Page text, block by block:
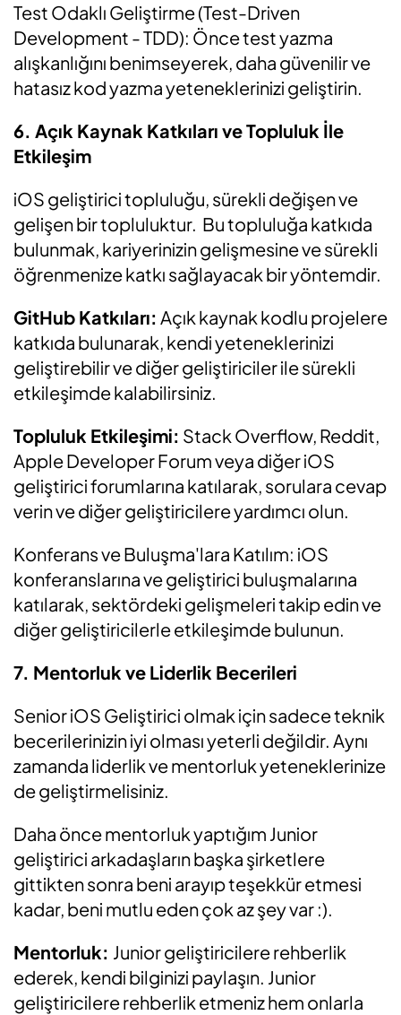
Test Odaklı Geliştirme (Test-Driven
Development - TDD): Önce test yazma
alışkanlığını benimseyerek, daha güvenilir ve
hatasız kod yazma yeteneklerinizi geliştirin.
6. Açık Kaynak Katkıları ve Topluluk İle
Etkileşim
iOS geliştirici topluluğu, sürekli değişen ve
gelişen bir topluluktur. Bu topluluğa katkıda
bulunmak, kariyerinizin gelişmesine ve sürekli
öğrenmenize katkı sağlayacak bir yöntemdir.
GitHub Katkıları: Açık kaynak kodlu projelere
katkıda bulunarak, kendi yeteneklerinizi
geliştirebilir ve diğer geliştiriciler ile sürekli
etkileşimde kalabilirsiniz.
Topluluk Etkileşimi: Stack Overflow, Reddit,
Apple Developer Forum veya diğer iOS
geliştirici forumlarına katılarak, sorulara cevap
verin ve diğer geliştiricilere yardımcı olun.
Konferans ve Buluşma'lara Katılım: iOS
konferanslarına ve geliştirici buluşmalarına
katılarak, sektördeki gelişmeleri takip edin ve
diğer geliştiricilerle etkileşimde bulunun.
7. Mentorluk ve Liderlik Becerileri
Senior iOS Geliştirici olmak için sadece teknik
becerilerinizin iyi olması yeterli değildir. Aynı
zamanda liderlik ve mentorluk yeteneklerinize
de geliştirmelisiniz.
Daha önce mentorluk yaptığım Junior
geliştirici arkadaşların başka şirketlere
gittikten sonra beni arayıp teşekkür etmesi
kadar, beni mutlu eden çok az şey var :).
Mentorluk: Junior geliştiricilere rehberlik
ederek, kendi bilginizi paylaşın. Junior
geliştiricilere rehberlik etmeniz hem onlarla